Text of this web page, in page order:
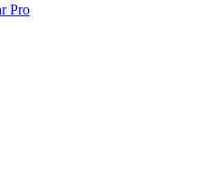
Pro